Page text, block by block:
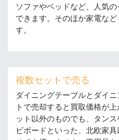
ソファやベッドなど、人気
できます。そのほか家電な
す。
複数セットで売る
ダイニングテーブルとダイ
トで売却すると買取価格が
ット以外のものでも、タン
ビボードといった、北欧家